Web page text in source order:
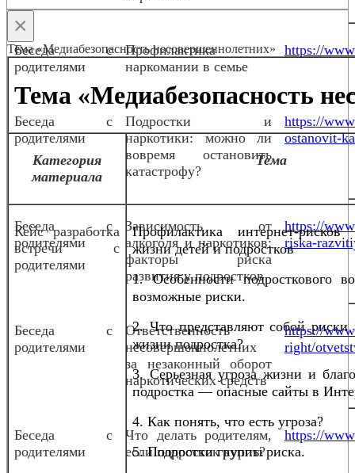
Беседа с
родителями
Профилактика
наркомании в семье
https://
Беседа с
родителями
Подростки и
наркотики: можно ли
вовремя остановить
катастрофу?
https://
ostanovit-
Беседа с
родителями
Зависимость от
алкоголя и наркотиков:
факторы риска
развития у подростков
https://
riska-
Беседа с
родителями
Ответственность
несовершеннолетних
за незаконный оборот
наркотических средств
https://
right/
Беседа с
родителями
Что делать родителям,
если подросток курит?
https://
×
Тема «Медиабезопасность несовершеннолетних»
Тема «Медиабезопасность
Категория
материала
Тема
Кейс разработка
встречи с
родителями
Профилактика интернет-
жизни детей и подростков
1. Особенности подросткового
возможные риски.
2. Что представляют собой риски
жизни подростка?
3. Серьезная угроза жизни и
подростка — опасные сайты в
4. Как понять, что есть угроза?
5. Подростки группы риска.